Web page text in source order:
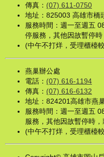
傳真： (07) 611-0750
地址：825003 高雄市橋
服務時間：週一至週五
停服務，其他因故暫停
(中午不打烊，受理櫃檯
燕巢辦公處
電話： (07) 616-1194
傳真： (07) 616-6132
地址：824201高雄市燕
服務時間：週一至週五
服務，其他因故暫停時
(中午不打烊，受理櫃檯